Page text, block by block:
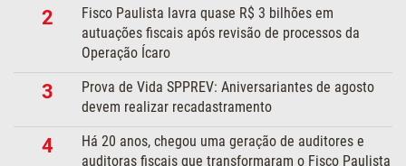
2
Fisco Paulista lavra quase R$ 3 bilhões em
autuações fiscais após revisão de processos da
Operação Ícaro
3
Prova de Vida SPPREV: Aniversariantes de agosto
devem realizar recadastramento
4
Há 20 anos, chegou uma geração de auditores e
auditoras fiscais que transformaram o Fisco Paulista